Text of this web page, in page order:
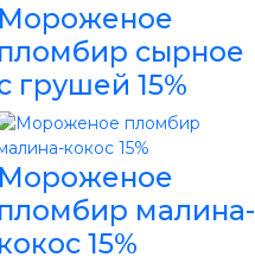
сырное
грушей 15%
малина-
15%